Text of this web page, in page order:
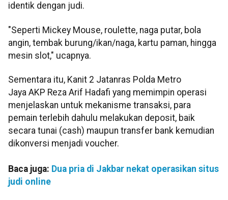
identik dengan judi.
"Seperti Mickey Mouse, roulette, naga putar, bola
angin, tembak burung/ikan/naga, kartu paman, hingga
mesin slot," ucapnya.
Sementara itu, Kanit 2 Jatanras Polda Metro
Jaya AKP Reza Arif Hadafi yang memimpin operasi
menjelaskan untuk ​mekanisme transaksi, ​para
pemain terlebih dahulu melakukan deposit, baik
secara tunai (cash) maupun transfer bank kemudian
dikonversi menjadi voucher.
Baca juga: Dua pria di Jakbar nekat operasikan situs
judi online